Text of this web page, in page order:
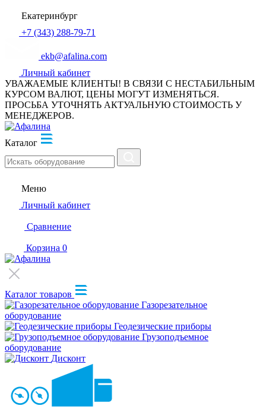
Екатеринбург
+7 (343) 288-79-71
ekb@afalina.com
Личный кабинет
УВАЖАЕМЫЕ КЛИЕНТЫ! В СВЯЗИ С НЕСТАБИЛЬНЫМ
КУРСОМ ВАЛЮТ, ЦЕНЫ МОГУТ ИЗМЕНЯТЬСЯ.
ПРОСЬБА УТОЧНЯТЬ АКТУАЛЬНУЮ СТОИМОСТЬ У
МЕНЕДЖЕРОВ.
Каталог
Меню
Личный кабинет
Сравнение
Корзина 0
Каталог товаров
Газорезательное
оборудование
Геодезические приборы
Грузоподъемное
оборудование
Дисконт